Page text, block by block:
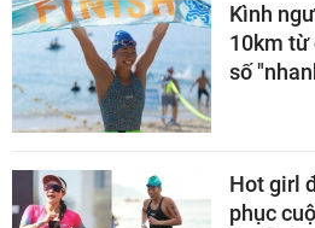
Kình
10km từ
số
Hot girl
phục